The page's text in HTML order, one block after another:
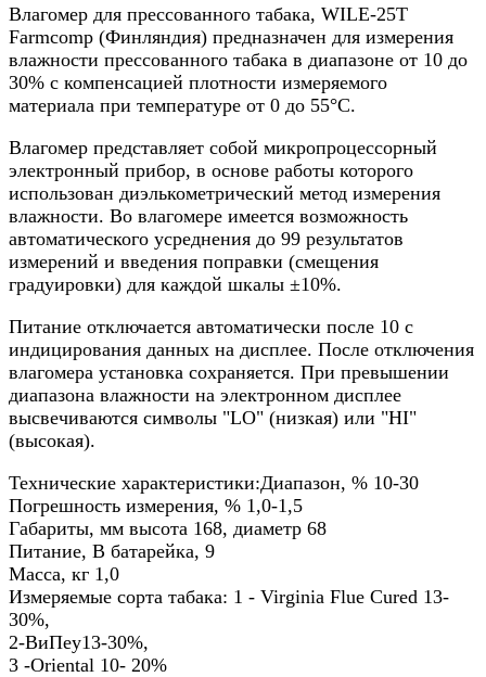
Влагомер для прессованного табака, WILE-25T
Farmcomp (Финляндия) предназначен для измерения
влажности прессованного табака в диапазоне от 10 до
30% с компенсацией плотности измеряемого
материала при температуре от 0 до 55°С.
Влагомер представляет собой микропроцессорный
электронный прибор, в основе работы которого
использован диэлькометрический метод измерения
влажности. Во влагомере имеется возможность
автоматического усреднения до 99 результатов
измерений и введения поправки (смещения
градуировки) для каждой шкалы ±10%.
Питание отключается автоматически после 10 с
индицирования данных на дисплее. После отключения
влагомера установка сохраняется. При превышении
диапазона влажности на электронном дисплее
высвечиваются символы "LO" (низкая) или "HI"
(высокая).
Технические характеристики:Диапазон, % 10-30
Погрешность измерения, % 1,0-1,5
Габариты, мм высота 168, диаметр 68
Питание, В батарейка, 9
Масса, кг 1,0
Измеряемые сорта табака: 1 - Virginia Flue Cured 13-
30%,
2-ВиПеу13-30%,
3 -Oriental 10- 20%